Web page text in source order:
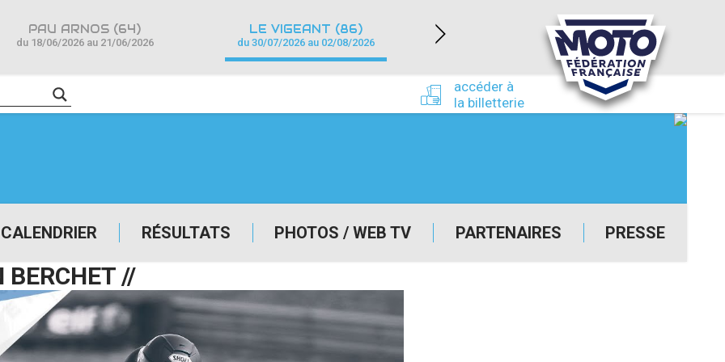
CALENDRIER RÉSULTATS PHOTOS / WEB TV PARTENAIRES PRESSE
accéder à
la billetterie
PAU ARNOS (64)
du 18/06/2026 au 21/06/2026
LE VIGEANT (86)
du 30/07/2026 au 02/08/2026
NEVERS MAGNY-COURS (58)
du 24/09/2026 au 27/09/2026
BERCHET //